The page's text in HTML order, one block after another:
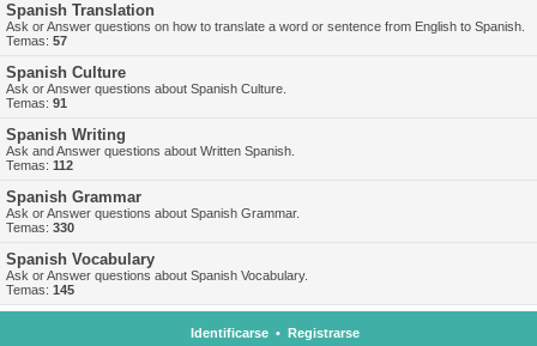
Spanish Translation
Ask or Answer questions on how to translate a word or sentence from English to Spanish.
Temas: 57
Spanish Culture
Ask or Answer questions about Spanish Culture.
Temas: 91
Spanish Writing
Ask and Answer questions about Written Spanish.
Temas: 112
Spanish Grammar
Ask or Answer questions about Spanish Grammar.
Temas: 330
Spanish Vocabulary
Ask or Answer questions about Spanish Vocabulary.
Temas: 145
Identificarse• Registrarse